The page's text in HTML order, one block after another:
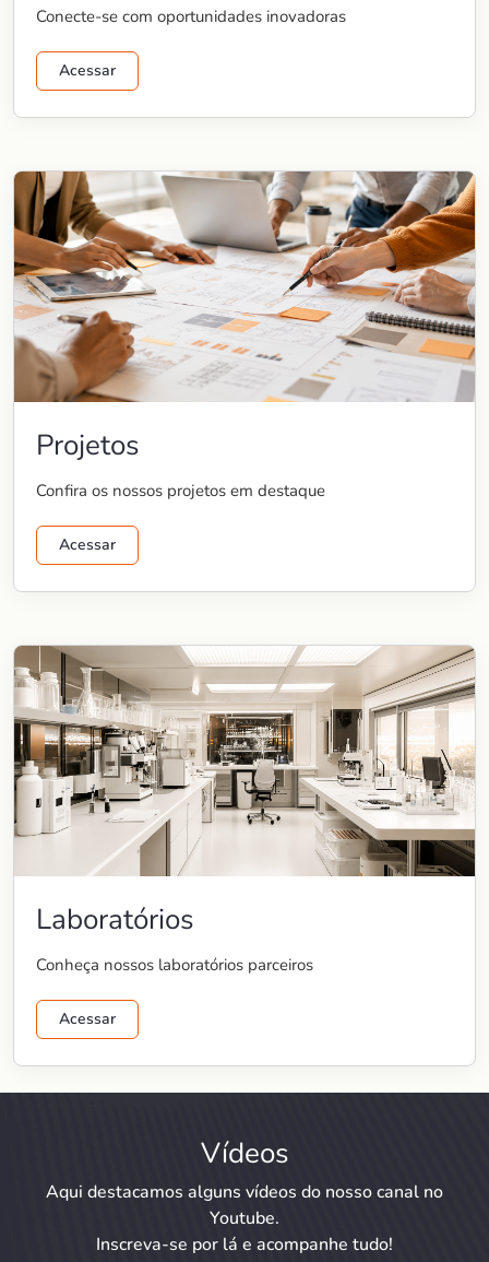
Conecte-se com oportunidades inovadoras
Acessar
Projetos
Confira os nossos projetos em destaque
Acessar
Laboratórios
Conheça nossos laboratórios parceiros
Acessar
Vídeos
Aqui destacamos alguns vídeos do nosso canal no
Youtube.
Inscreva-se por lá e acompanhe tudo!